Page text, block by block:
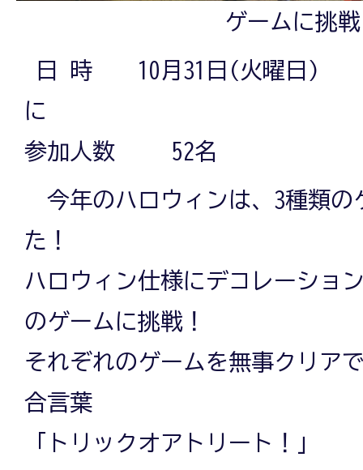
ゲームに挑
日 時 10月31日(火曜日)
に
参加人数 52名
今年のハロウィンは、3種類の
た！
ハロウィン仕様にデコレーショ
のゲームに挑戦！
それぞれのゲームを無事クリア
合言葉
「トリックオアトリート！」